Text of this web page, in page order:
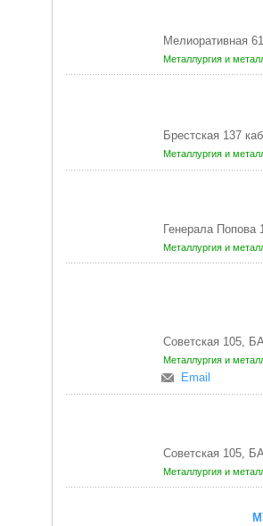
Мелиоративная
Металлургия и
Брестская 137
Металлургия и
Генерала
Металлургия и
Советская 105,
Металлургия и
Email
Советская 105,
Металлургия и